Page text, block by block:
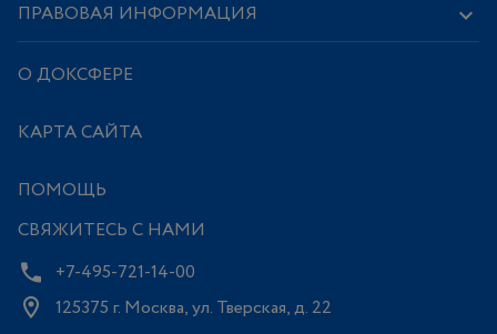
ПРАВОВАЯ ИНФОРМАЦИЯ
О ДОКСФЕРЕ
КАРТА САЙТА
ПОМОЩЬ
СВЯЖИТЕСЬ С НАМИ
+7-495-721-14-00
125375 г. Москва, ул. Тверская, д. 22